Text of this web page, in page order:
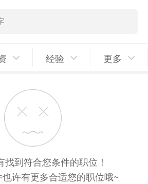
经验 更多
找到符合您条件的职位！
许有更多合适您的职位哦~